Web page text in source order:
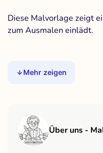
Diese Malvorlage zeigt
zum Ausmalen einlädt.
Mehr zeigen
Über uns -